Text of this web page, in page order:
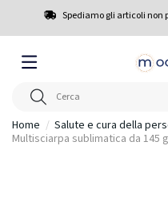
Spediamo gli articoli non
Home Salute e cura della
Multisciarpa sublimatica da 145